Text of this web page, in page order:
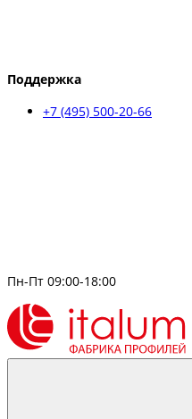
Поддержка
+7 (495) 500-20-66
Пн-Пт 09:00-18:00